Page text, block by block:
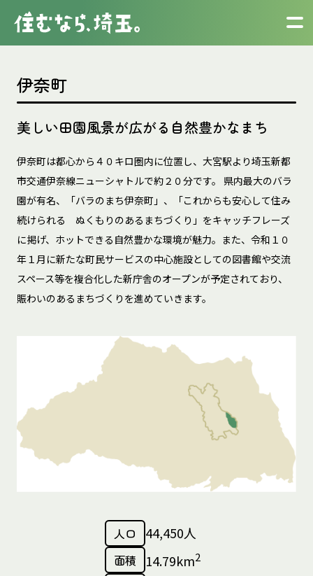
伊奈町
美しい田園風景が広がる自然豊かなまち
伊奈町は都心から４０キロ圏内に位置し、大宮駅より埼玉新都
市交通伊奈線ニューシャトルで約２０分です。 県内最大のバラ
園が有名、「バラのまち伊奈町」、「これからも安心して住み
続けられる ぬくもりのあるまちづくり」をキャッチフレーズ
に掲げ、ホットできる自然豊かな環境が魅力。また、令和１０
年１月に新たな町民サービスの中心施設としての図書館や交流
スペース等を複合化した新庁舎のオープンが予定されており、
賑わいのあるまちづくりを進めていきます。
人口 44,450人
面積 14.79km2